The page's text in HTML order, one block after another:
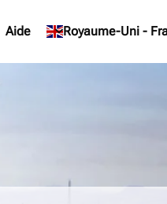
Aide Royaume-Uni -
keyboard_arrow_down